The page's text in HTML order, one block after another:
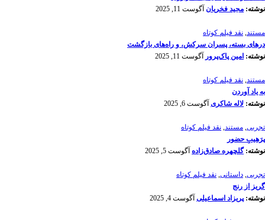
نوشته: مجید فخریان آگوست 11, 2025
مستند نقد فیلم کوتاه
درهای بسته، پسران سرکش، و راه‌های بازگشت
نوشته: امین پاک‌پرور آگوست 11, 2025
مستند نقد فیلم کوتاه
به یاد آوردن
نوشته: لاله شاکری آگوست 6, 2025
تجربی مستند نقد فیلم کوتاه
پرَهیب‌ِ حضور
نوشته:گلچهره صادق‌زاده آگوست 5, 2025
تجربی داستانی نقد فیلم کوتاه
گریز از رنج
نوشته: پریزاد اسماعیلی آگوست 4, 2025